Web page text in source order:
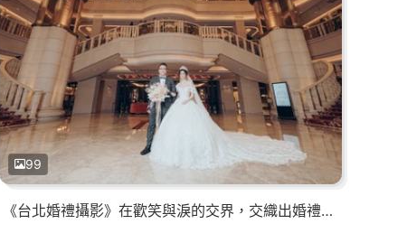
99
《台北婚禮攝影》在歡笑與淚的交界，交織出婚禮最幸福甜的模樣